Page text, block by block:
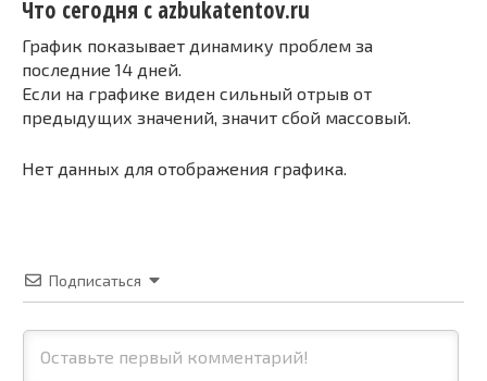
Что сегодня с azbukatentov.ru
График показывает динамику проблем за
последние 14 дней.
Если на графике виден сильный отрыв от
предыдущих значений, значит сбой массовый.
Нет данных для отображения графика.
Подписаться